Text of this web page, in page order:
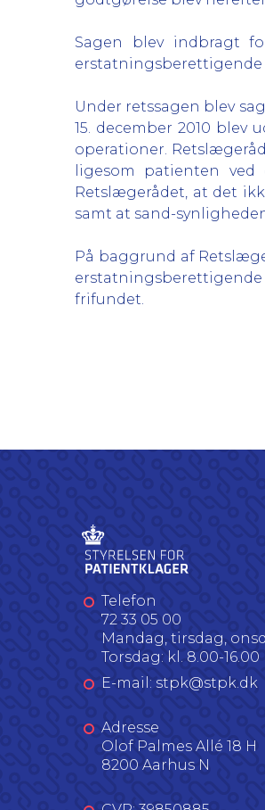
Sagen blev indbragt
erstatningsberettigende
Under retssagen blev
15. december 2010
operationer.
ligesom patienten ved
Retslægerådet, at det
samt at sand-
På baggrund af
erstatningsberettigende
frifundet.
Telefon
72 33 05 00
Mandag, tirsdag,
Torsdag: kl. 8.00-16.00
E-mail: stpk@stpk.dk
Adresse
Olof Palmes Allé 18 H
8200 Aarhus N